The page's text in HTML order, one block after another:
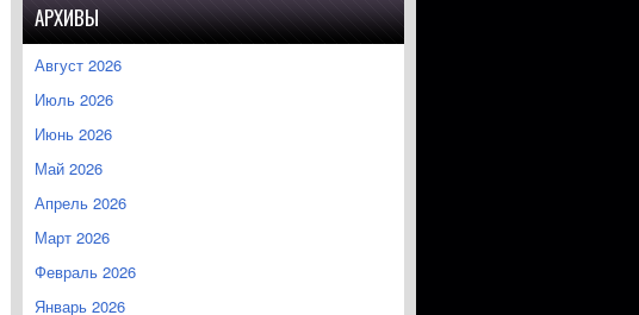
АРХИВЫ
Август 2026
Июль 2026
Июнь 2026
Май 2026
Апрель 2026
Март 2026
Февраль 2026
Январь 2026